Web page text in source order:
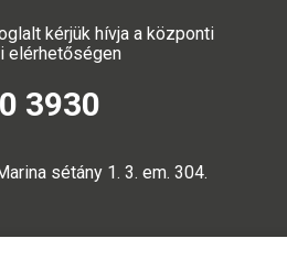
kérjük hívja a központi
elérhetőségen
3930
sétány 1. 3. em. 304.